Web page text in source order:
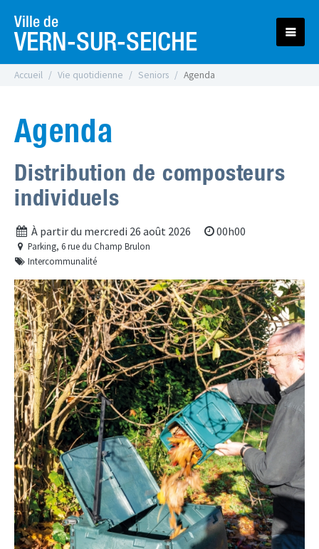
Ville de
VERN-SUR-SEICHE
Accueil Vie quotidienne Seniors Agenda
Agenda
Distribution de composteurs
individuels
À partir du mercredi 26 août 2026 à
00h00
Parking, 6 rue du Champ Brulon
Intercommunalité